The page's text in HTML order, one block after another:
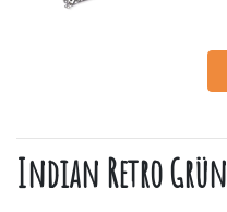
Indian Retro Grün